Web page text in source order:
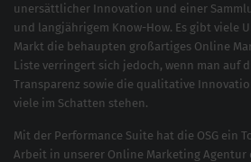
unersättlicher Innovation und einer
und langjährigem Know-How. Es gibt viele
Markt die behaupten großartiges Online
Liste verringert sich jedoch, wenn man auf
Transparenz sowie die qualitative
viele im Schatten stehen.
Mit der Performance Suite hat die OSG ein
Arbeit in unserer Online Marketing